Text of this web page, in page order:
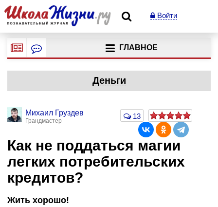
Войти
ГЛАВНОЕ
Деньги
Михаил Груздев
Грандмастер
13
Как не поддаться магии
легких потребительских
кредитов?
Жить хорошо!